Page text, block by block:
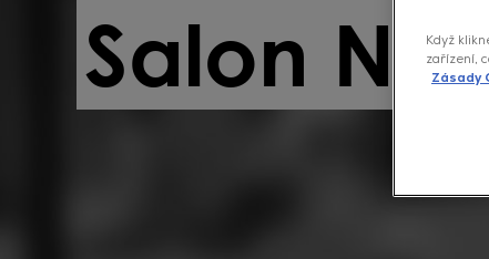
Salon
Když
zařízení,
Zásady